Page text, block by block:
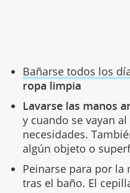
Bañarse todos los
ropa limpia
Lavarse las manos
y cuando se vayan
necesidades.
algún objeto o
Peinarse para por la
tras el baño. El